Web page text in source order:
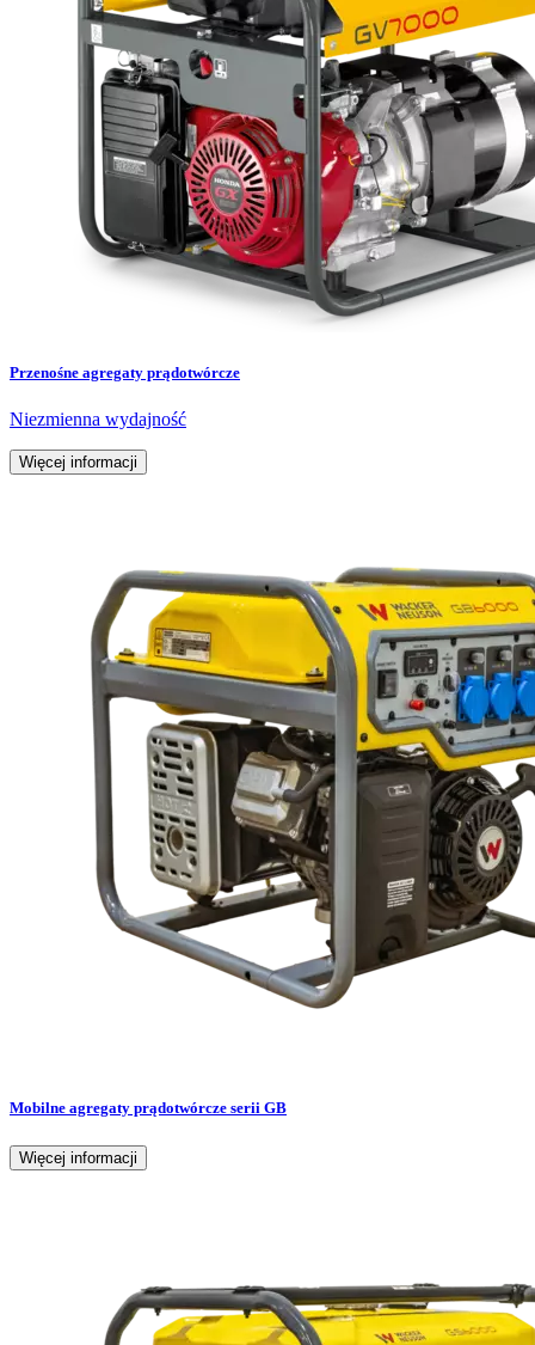
Przenośne agregaty prądotwórcze
Niezmienna wydajność
Więcej informacji
Mobilne agregaty prądotwórcze serii GB
Więcej informacji